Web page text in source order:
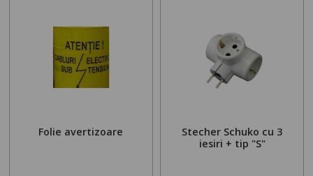
Folie avertizoare
Stecher Schuko cu 3
iesiri + tip "S"